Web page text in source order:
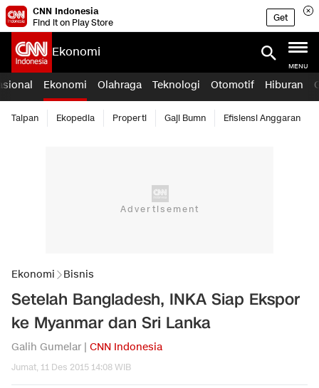
CNN Indonesia
Find it on Play Store
Get
Ekonomi
MENU
Ekonomi Olahraga Teknologi Otomotif Hiburan
Taipan Ekopedia Properti Gaji Bumn Efisiensi Anggaran
Ekonomi Bisnis
Setelah Bangladesh, INKA Siap Ekspor
ke Myanmar dan Sri Lanka
Galih Gumelar | CNN Indonesia
Jumat, 11 Des 2015 14:08 WIB